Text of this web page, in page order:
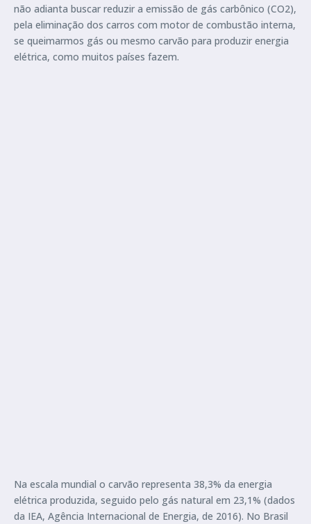
não adianta buscar reduzir a emissão de gás carbônico (CO2),
pela eliminação dos carros com motor de combustão interna,
se queimarmos gás ou mesmo carvão para produzir energia
elétrica, como muitos países fazem.
Na escala mundial o carvão representa 38,3% da energia
elétrica produzida, seguido pelo gás natural em 23,1% (dados
da IEA, Agência Internacional de Energia, de 2016). No Brasil